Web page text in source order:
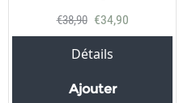
€38,90 €34,90
Détails
Ajouter